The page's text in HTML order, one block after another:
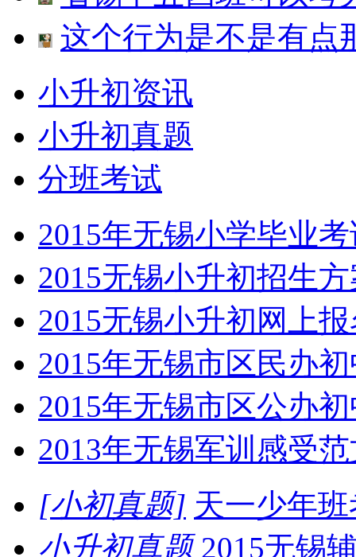
这个行为是不是有点
小升初资讯
小升初真题
分班考试
2015年无锡小学毕业
2015无锡小升初招生
2015无锡小升初网上
2015年无锡市区民办
2015年无锡市区公办
2013年无锡军训感受
[小初真题] 天一少年
小升初真题 2015无锡